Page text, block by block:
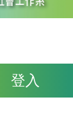
登入